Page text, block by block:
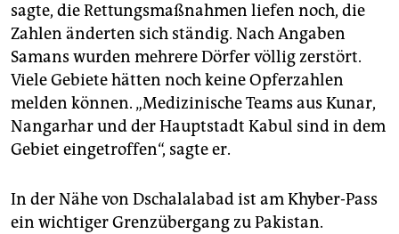
sagte, die Rettungsmaßnahmen liefen noch, die
Zahlen änderten sich ständig. Nach Angaben
Samans wurden mehrere Dörfer völlig zerstört.
Viele Gebiete hätten noch keine Opferzahlen
melden können. „Medizinische Teams aus Kunar,
Nangarhar und der Hauptstadt Kabul sind in dem
Gebiet eingetroffen“, sagte er.
In der Nähe von Dschalalabad ist am Khyber-Pass
ein wichtiger Grenzübergang zu Pakistan.